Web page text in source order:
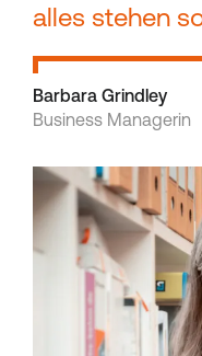
Downloads
alles stehen
Barbara Grindley
Business Managerin